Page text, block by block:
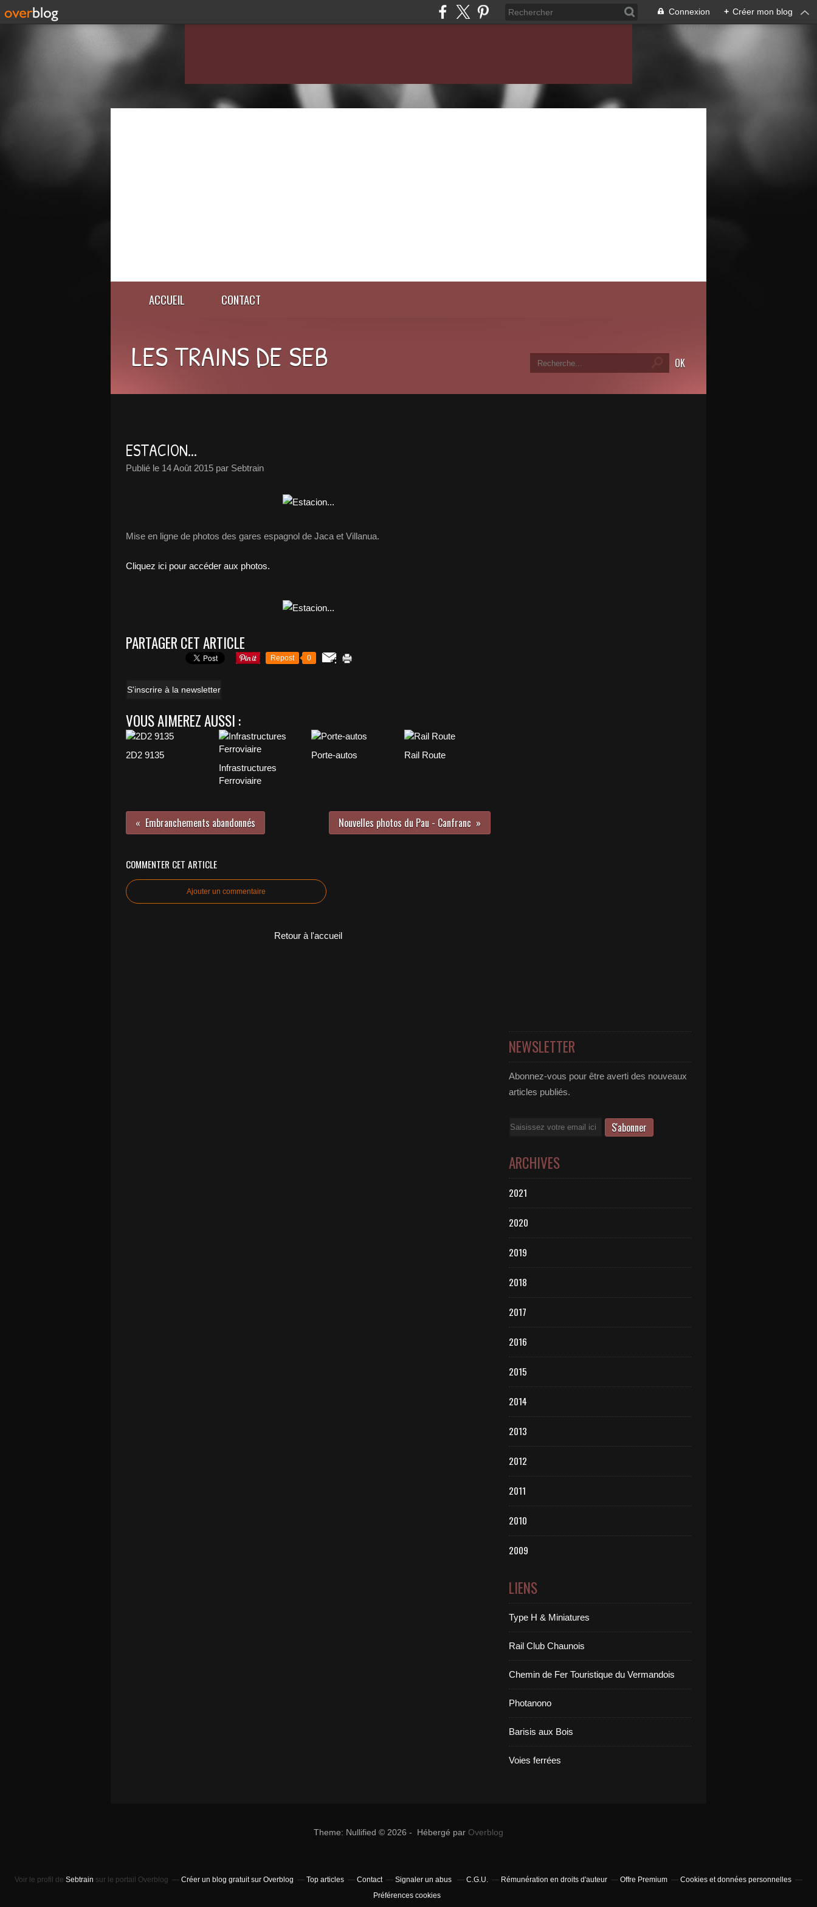
Connexion + Créer mon blog
ACCUEIL CONTACT
LES TRAINS DE SEB
ESTACION...
Publié le 14 Août 2015 par Sebtrain
Mise en ligne de photos des gares espagnol de Jaca et Villanua.
Cliquez ici pour accéder aux photos.
PARTAGER CET ARTICLE
Repost 0
S'inscrire à la newsletter
VOUS AIMEREZ AUSSI :
2D2 9135
Infrastructures
Ferroviaire
Porte-autos Rail Route
Embranchements abandonnés Nouvelles photos du Pau - Canfranc
COMMENTER CET ARTICLE
Ajouter un commentaire
Retour à l'accueil
NEWSLETTER
Abonnez-vous pour être averti des nouveaux
articles publiés.
Email
ARCHIVES
2021
2020
2019
2018
2017
2016
2015
2014
2013
2012
2011
2010
2009
LIENS
Type H & Miniatures
Rail Club Chaunois
Chemin de Fer Touristique du Vermandois
Photanono
Barisis aux Bois
Voies ferrées
Theme: Nullified © 2026 - Hébergé par Overblog
Voir le profil de Sebtrain sur le portail Overblog Créer un blog gratuit sur Overblog Top articles Contact Signaler un abus C.G.U. Rémunération en droits d'auteur Offre Premium
Cookies et données personnelles
Préférences cookies